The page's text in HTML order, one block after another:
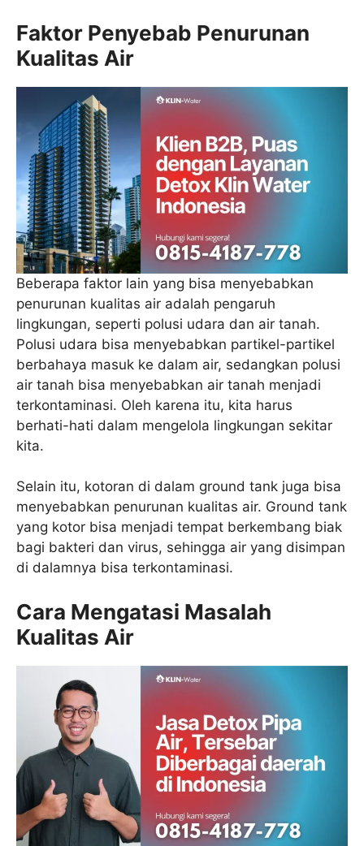
Faktor Penyebab Penurunan
Kualitas Air
Beberapa faktor lain yang bisa menyebabkan
penurunan kualitas air adalah pengaruh
lingkungan, seperti polusi udara dan air tanah.
Polusi udara bisa menyebabkan partikel-partikel
berbahaya masuk ke dalam air, sedangkan polusi
air tanah bisa menyebabkan air tanah menjadi
terkontaminasi. Oleh karena itu, kita harus
berhati-hati dalam mengelola lingkungan sekitar
kita.
Selain itu, kotoran di dalam ground tank juga bisa
menyebabkan penurunan kualitas air. Ground tank
yang kotor bisa menjadi tempat berkembang biak
bagi bakteri dan virus, sehingga air yang disimpan
di dalamnya bisa terkontaminasi.
Cara Mengatasi Masalah
Kualitas Air